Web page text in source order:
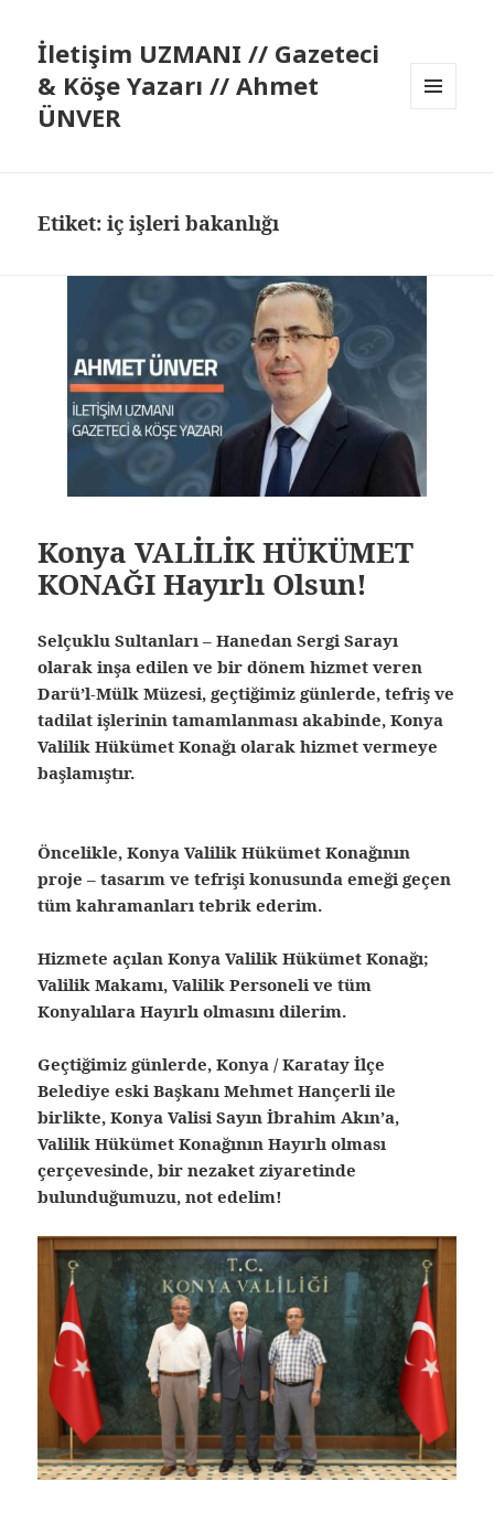
İletişim UZMANI // Gazeteci
& Köşe Yazarı // Ahmet
ÜNVER
Etiket:iç işleri bakanlığı
Konya VALİLİK HÜKÜMET
KONAĞI Hayırlı Olsun!
Selçuklu Sultanları – Hanedan Sergi Sarayı
olarak inşa edilen ve bir dönem hizmet veren
Darü’l-Mülk Müzesi, geçtiğimiz günlerde, tefriş ve
tadilat işlerinin tamamlanması akabinde, Konya
Valilik Hükümet Konağı olarak hizmet vermeye
başlamıştır.
Öncelikle, Konya Valilik Hükümet Konağının
proje – tasarım ve tefrişi konusunda emeği geçen
tüm kahramanları tebrik ederim.
Hizmete açılan Konya Valilik Hükümet Konağı;
Valilik Makamı, Valilik Personeli ve tüm
Konyalılara Hayırlı olmasını dilerim.
Geçtiğimiz günlerde, Konya / Karatay İlçe
Belediye eski Başkanı Mehmet Hançerli ile
birlikte, Konya Valisi Sayın İbrahim Akın’a,
Valilik Hükümet Konağının Hayırlı olması
çerçevesinde, bir nezaket ziyaretinde
bulunduğumuzu, not edelim!